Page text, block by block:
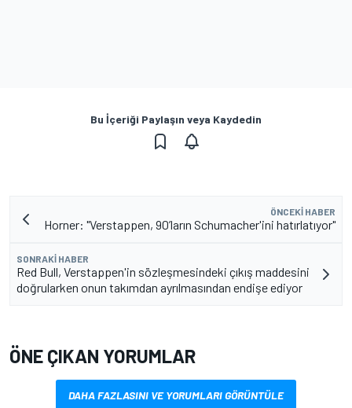
Bu İçeriği Paylaşın veya Kaydedin
ÖNCEKI HABER
Horner: "Verstappen, 90’ların Schumacher'ini hatırlatıyor"
SONRAKI HABER
Red Bull, Verstappen'in sözleşmesindeki çıkış maddesini
doğrularken onun takımdan ayrılmasından endişe ediyor
ÖNE ÇIKAN YORUMLAR
DAHA FAZLASINI VE YORUMLARI GÖRÜNTÜLE